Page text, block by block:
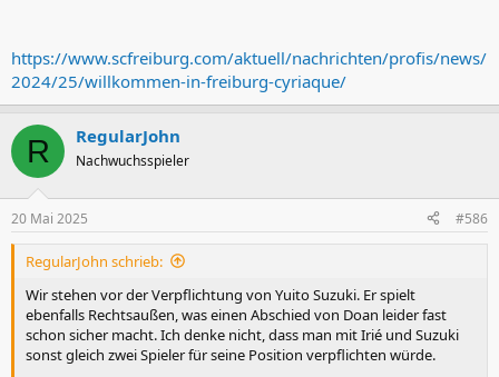
https://www.scfreiburg.com/aktuell/nachrichten/profis/news/
2024/25/willkommen-in-freiburg-cyriaque/
R RegularJohn
Nachwuchsspieler
20 Mai 2025 #586
RegularJohn schrieb:
Wir stehen vor der Verpflichtung von Yuito Suzuki. Er spielt
ebenfalls Rechtsaußen, was einen Abschied von Doan leider fast
schon sicher macht. Ich denke nicht, dass man mit Irié und Suzuki
sonst gleich zwei Spieler für seine Position verpflichten würde.